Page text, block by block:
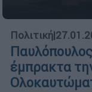
Πολιτική|
έμπρακτα